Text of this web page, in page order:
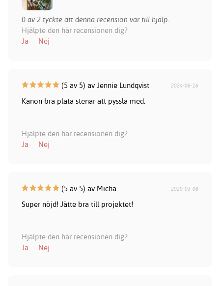
0 av 2 tyckte att denna recension var till hjälp.
Hjälpte den här recensionen dig?
Ja
Nej
(5 av 5) av Jennie Lundqvist 2024-06-16
Kanon bra plata stenar att pyssla med.
Hjälpte den här recensionen dig?
Ja
Nej
(5 av 5) av Micha 2020-03-08
Super nöjd! Jätte bra till projektet!
Hjälpte den här recensionen dig?
Ja
Nej